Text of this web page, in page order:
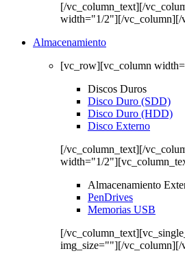
[/vc_column_text][/
width="1/2"][/vc_column][/
Almacenamiento
[vc_row][vc_column
Discos Duros
Disco Duro (SDD)
Disco Duro (HDD)
Disco Externo
[/vc_column_text][/
width="1/
Almacenamiento
PenDrives
Memorias USB
[/
img_size=""][/vc_column][/